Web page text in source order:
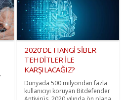
2020’DE HANGİ SİBER
TEHDİTLER İLE
KARŞILACAĞIZ?
Dünyada 500 milyondan fazla
kullanıcıyı koruyan Bitdefender